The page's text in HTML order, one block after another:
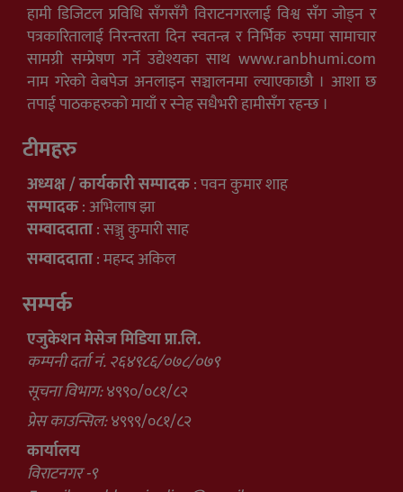
हामी डिजिटल प्रविधि सँगसँगै विराटनगरलाई विश्व सँग जोड्न र
पत्रकारितालाई निरन्तरता दिन स्वतन्त्र र निर्भिक रुपमा सामाचार
सामग्री सम्प्रेषण गर्ने उद्येश्यका साथ www.ranbhumi.com
नाम गरेको वेबपेज अनलाइन सञ्चालनमा ल्याएकाछौ । आशा छ
तपाई पाठकहरुको मायाँ र स्नेह सधैभरी हामीसँग रहन्छ ।
टीमहरु
अध्यक्ष / कार्यकारी सम्पादक: पवन कुमार शाह
सम्पादक: अभिलाष झा
सम्वाददाता: सञ्जु कुमारी साह
सम्वाददाता: महम्द अकिल
सम्पर्क
एजुकेशन मेसेज मिडिया प्रा.लि.
कम्पनी दर्ता नं. २६४९८६/०७८/०७९
सूचना विभाग:४९९०/०८१/८२
प्रेस काउन्सिल:४९९९/०८१/८२
कार्यालय
विराटनगर -९